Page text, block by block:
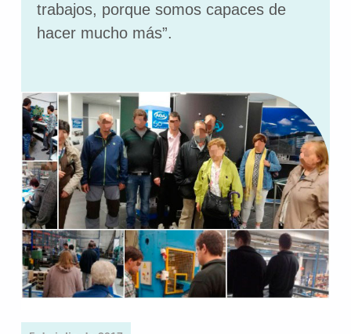
trabajos, porque somos capaces de
hacer mucho más”.